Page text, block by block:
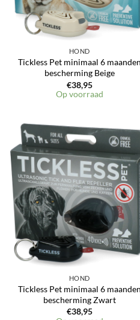
HOND
Tickless Pet minimaal 6 maanden
bescherming Beige
€38,95
Op voorraad
aan
verlanglijst
HOND
Tickless Pet minimaal 6 maanden
bescherming Zwart
€38,95